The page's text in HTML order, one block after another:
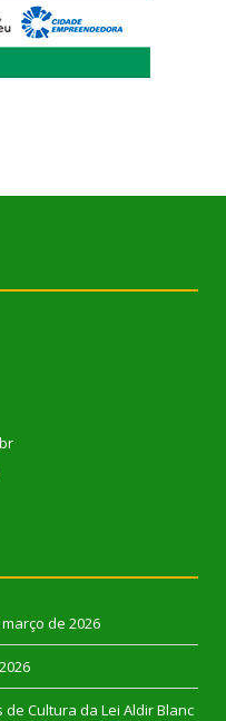
de 2026
Cultura da Lei Aldir Blanc